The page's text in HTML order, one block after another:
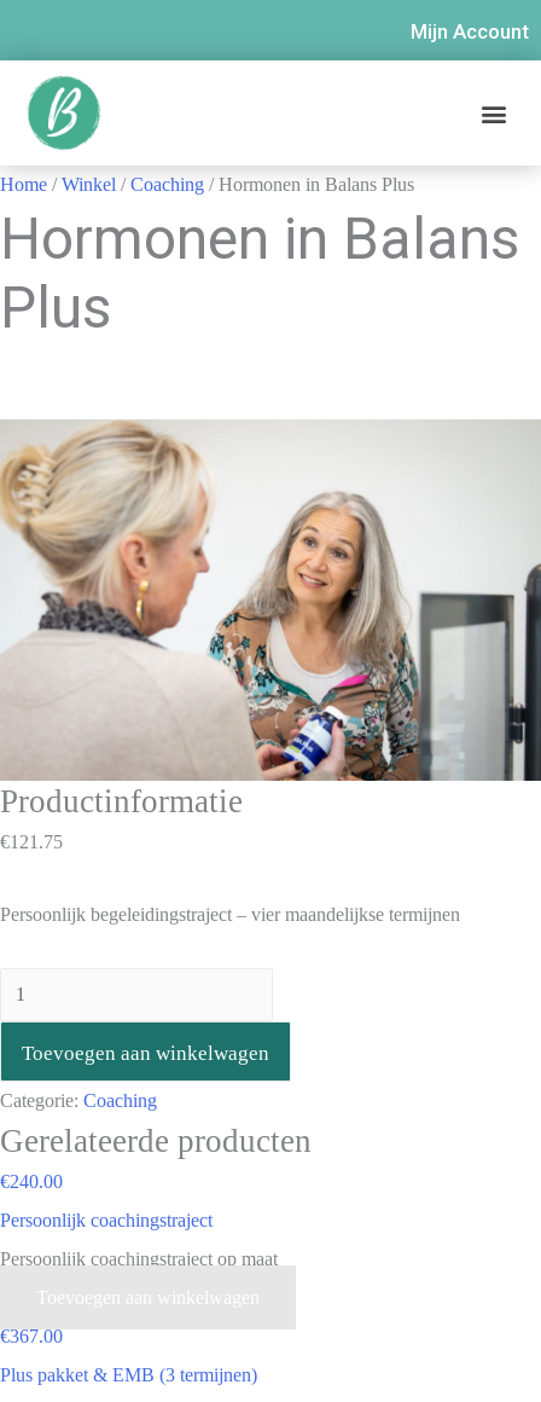
Mijn Account
Home /Winkel /Coaching / Hormonen in Balans Plus
Hormonen in Balans
Plus
Productinformatie
€121.75
Persoonlijk begeleidingstraject – vier maandelijkse termijnen
Toevoegen aan winkelwagen
Categorie: Coaching
Gerelateerde producten
€240.00
Persoonlijk coachingstraject
Persoonlijk coachingstraject op maat
Toevoegen aan winkelwagen
€367.00
Plus pakket & EMB​ (3 termijnen)